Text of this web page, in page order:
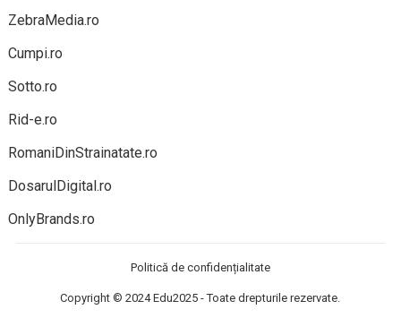
ZebraMedia.ro
Cumpi.ro
Sotto.ro
Rid-e.ro
RomaniDinStrainatate.ro
DosarulDigital.ro
OnlyBrands.ro
Politică de confidențialitate
Copyright © 2024Edu2025 - Toate drepturile rezervate.